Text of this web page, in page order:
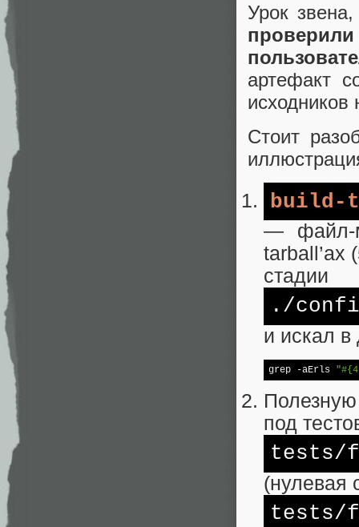
Урок
артефакт
исходников
Стоит
build-
— файл-
tarball’ах
стадии
./
и искал
grep -aErls
под
tests/
(нулевая
tests/